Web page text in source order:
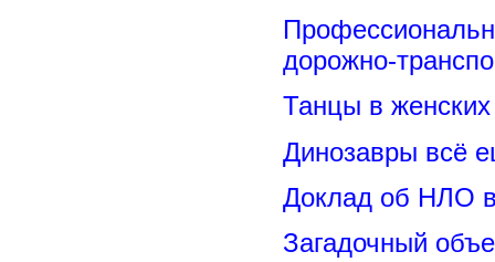
дорожно-
Танцы в женских
Динозавры всё
Доклад об НЛО
Загадочный